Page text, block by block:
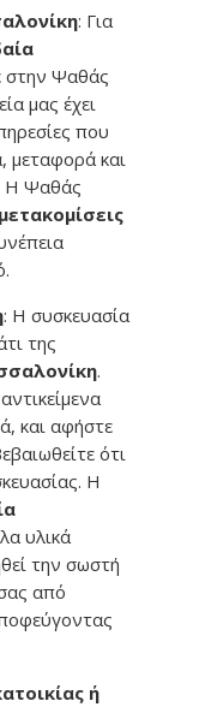
: Για
στην Ψαθάς
μας έχει
που
μεταφορά και
Η Ψαθάς
μετακομίσεις
: Η συσκευασία
της
.
και αφήστε
ότι
Η
υλικά
την σωστή
από
ή